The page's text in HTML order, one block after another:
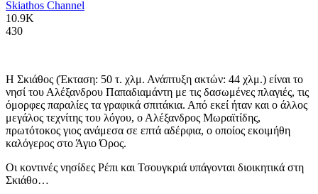
Skiathos Channel
10.9K
430
Η Σκιάθος (Έκταση: 50 τ. χλμ. Ανάπτυξη ακτών: 44 χλμ.) είναι το
νησί του Αλέξανδρου Παπαδιαμάντη με τις δασωμένες πλαγιές, τις
όμορφες παραλίες τα γραφικά σπιτάκια. Από εκεί ήταν και ο άλλος
μεγάλος τεχνίτης του λόγου, ο Αλέξανδρος Μωραϊτίδης,
πρωτότοκος γιος ανάμεσα σε επτά αδέρφια, ο οποίος εκοιμήθη
καλόγερος στο Άγιο Όρος.
Οι κοντινές νησίδες Ρέπι και Τσουγκριά υπάγονται διοικητικά στη
Σκιάθο…